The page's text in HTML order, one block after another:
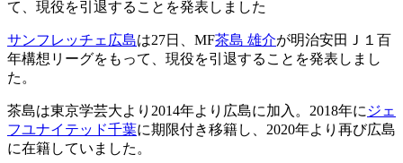
て、現役を引退することを発表しました
サンフレッチェ広島は27日、MF茶島 雄介が明治安田Ｊ１百
年構想リーグをもって、現役を引退することを発表しまし
た。
茶島は東京学芸大より2014年より広島に加入。2018年に ジェ
フユナイテッド千葉に期限付き移籍し、2020年より再び広島
に在籍していました。